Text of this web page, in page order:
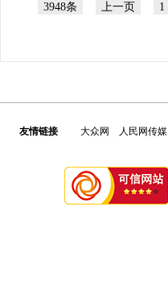
3948条 上一页 1
友情链接 大众网 人民网传媒